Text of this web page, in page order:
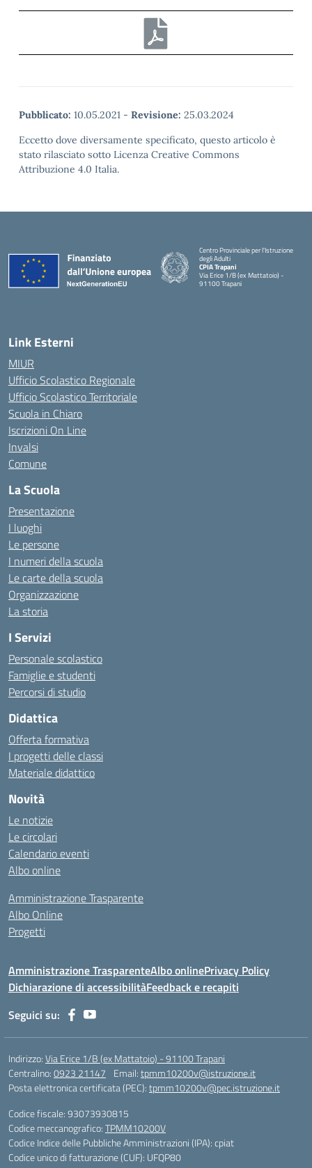
Pubblicato: 10.05.2021 - Revisione: 25.03.2024
Eccetto dove diversamente specificato, questo articolo è
stato rilasciato sotto Licenza Creative Commons
Attribuzione 4.0 Italia.
Centro Provinciale per l'Istruzione
degli Adulti
CPIA Trapani
Via Erice 1/B (ex Mattatoio) -
91100 Trapani
Link Esterni
MIUR
Ufficio Scolastico Regionale
Ufficio Scolastico Territoriale
Scuola in Chiaro
Iscrizioni On Line
Invalsi
Comune
La Scuola
Presentazione
I luoghi
Le persone
I numeri della scuola
Le carte della scuola
Organizzazione
La storia
I Servizi
Personale scolastico
Famiglie e studenti
Percorsi di studio
Didattica
Offerta formativa
I progetti delle classi
Materiale didattico
Novità
Le notizie
Le circolari
Calendario eventi
Albo online
Amministrazione Trasparente
Albo Online
Progetti
Amministrazione TrasparenteAlbo onlinePrivacy Policy
Dichiarazione di accessibilitàFeedback e recapiti
Seguici su:
Indirizzo:Via Erice 1/B (ex Mattatoio) - 91100 Trapani
Centralino:0923 21147 Email:tpmm10200v@istruzione.it
Posta elettronica certificata (PEC):tpmm10200v@pec.istruzione.it
Codice fiscale: 93073930815
Codice meccanografico:TPMM10200V
Codice Indice delle Pubbliche Amministrazioni (IPA): cpiat
Codice unico di fatturazione (CUF): UFQP80